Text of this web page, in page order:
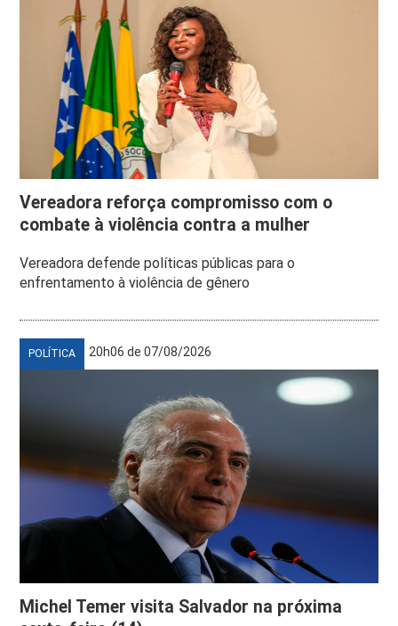
Vereadora reforça compromisso com o
combate à violência contra a mulher
Vereadora defende políticas públicas para o
enfrentamento à violência de gênero
POLÍTICA 20h06 de 07/08/2026
Michel Temer visita Salvador na próxima